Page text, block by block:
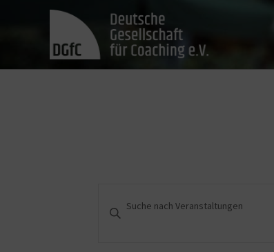
Veranstaltungen
Suche
Schlüsselwort